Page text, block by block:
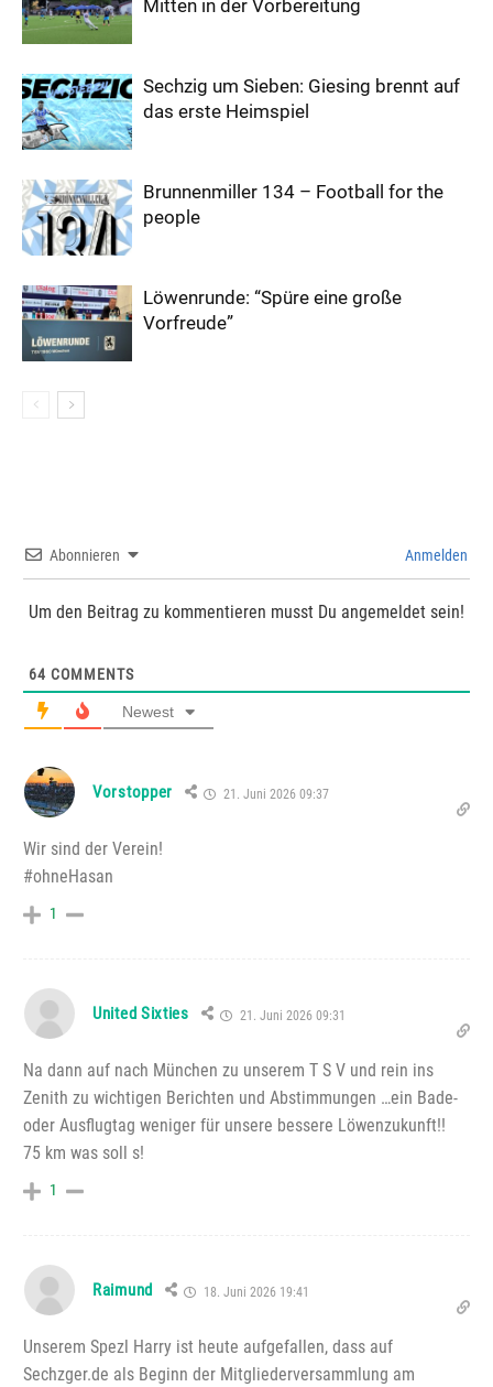
Mitten in der Vorbereitung
Sechzig um Sieben: Giesing brennt auf
das erste Heimspiel
Brunnenmiller 134 – Football for the
people
Löwenrunde: “Spüre eine große
Vorfreude”
Abonnieren Anmelden
Um den Beitrag zu kommentieren musst Du angemeldet sein!
64 COMMENTS
Newest
Vorstopper 21. Juni 2026 09:37
Wir sind der Verein!
#ohneHasan
1
United Sixties 21. Juni 2026 09:31
Na dann auf nach München zu unserem T S V und rein ins
Zenith zu wichtigen Berichten und Abstimmungen …ein Bade-
oder Ausflugtag weniger für unsere bessere Löwenzukunft!!
75 km was soll s!
1
Raimund 18. Juni 2026 19:41
Unserem Spezl Harry ist heute aufgefallen, dass auf
Sechzger.de als Beginn der Mitgliederversammlung am